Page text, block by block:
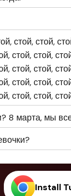
стой, стой,
стой, стой,
стой, стой,
стой, стой,
стой, стой,
8 марта, мы
Install